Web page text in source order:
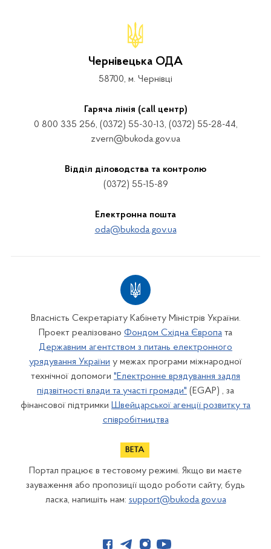
Чернівецька ОДА
58700, м. Чернівці
Гаряча лінія (call центр)
0 800 335 256, (0372) 55-30-13, (0372) 55-28-44,
zvern@bukoda.gov.ua
Відділ діловодства та контролю
(0372) 55-15-89
Електронна пошта
oda@bukoda.gov.ua
Власність Секретаріату Кабінету Міністрів України.
Проект реалізовано Фондом Східна Європа та
Державним агентством з питань електронного
урядування України у межах програми міжнародної
технічної допомоги "Електронне врядування задля
підзвітності влади та участі громади" (EGAP) , за
фінансової підтримки Швейцарської агенції розвитку та
співробітництва
Портал працює в тестовому режимі. Якщо ви маєте
зауваження або пропозиції щодо роботи сайту, будь
ласка, напишіть нам: support@bukoda.gov.ua